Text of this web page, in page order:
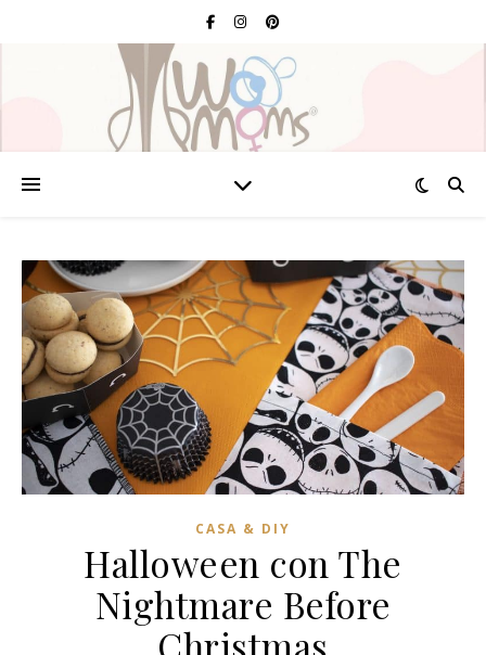
CASA & DIY
Halloween con The
Nightmare Before
Christmas